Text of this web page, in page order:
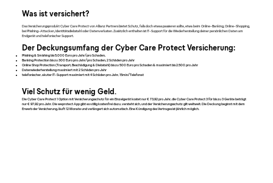
Was ist versichert?
Das Versicherungsprodukt Cyber Care Protect von Allianz Partners bietet Schutz, falls doch etwas passieren sollte, etwa beim Online-Banking, Online-Shopping,
bei Phishing-Attacken, Identitätsdiebstahl oder Datenverlusten. Zusätzlich enthalten ist IT-Support für die Wiederherstellung deiner persönlichen Daten am
Endgerät und telefonischer Support.
Der Deckungsumfang der Cyber Care Protect Versicherung:
Phishing & Smishing bis 5.000 Euro pro Jahr/pro Schaden,
Banking Protection bis zu 300 Euro pro Jahr/pro Schaden, 2 Schäden pro Jahr
Online Shop Protection (Transport, Beschädigung & Diebstahl) bis zu 500 Euro pro Schaden & maximiert bis 2.500 pro Jahr
Datenwiederherstellung maximiert mit 2 Schäden pro Jahr
telefonischer, akuter IT-Support maximiert mit 4 Schäden pro Jahr, 15min/Telefonat
Viel Schutz für wenig Geld.
Die Cyber Care Protect 1 Option mit Versicherungsschutz für ein Einzelgerät kostet nur € 73,92 pro Jahr, die Cyber Care Protect 3 für bis zu 3 Geräte beträgt
nur € 97,92 pro Jahr. Die weprotect App gibt es völlig kostenfrei dazu, versteht sich, und der Versicherungsschutz gilt weltweit. Die Deckung beginnt mit dem
Erwerb der Versicherung, läuft 12 Monate und verlängert sich automatisch. Eine Kündigung des Vertrages ist jährlich möglich.